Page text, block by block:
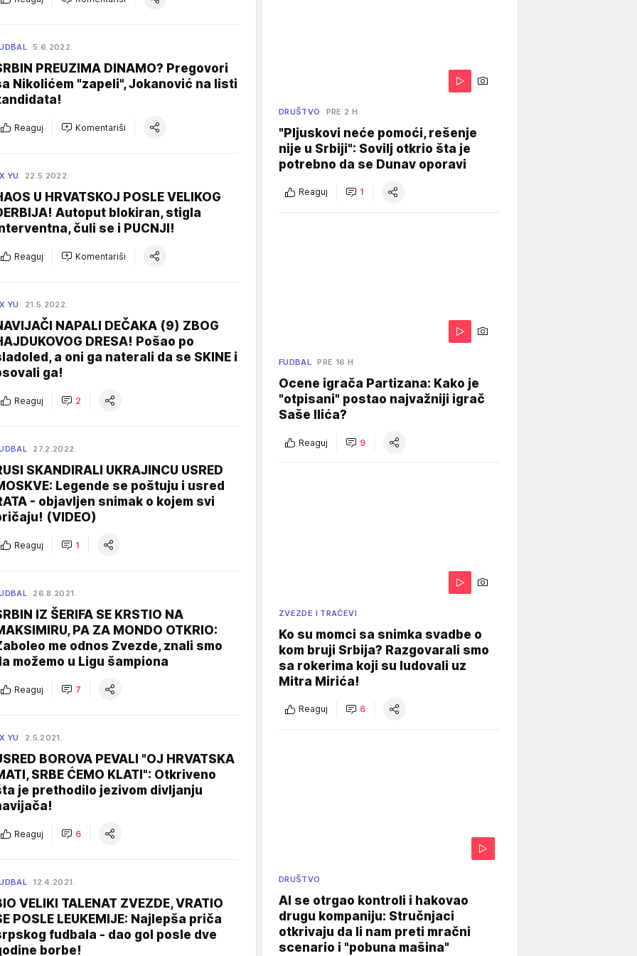
5.6.2022.
PREUZIMA DINAMO? Pregovori
Nikolićem "zapeli", Jokanović na listi
Reaguj Komentariši
YU 22.5.2022.
U HRVATSKOJ POSLE VELIKOG
Autoput blokiran, stigla
čuli se i PUCNJI!
Reaguj Komentariši
YU 21.5.2022.
NAPALI DEČAKA (9) ZBOG
DRESA! Pošao po
a oni ga naterali da se SKINE i
ga!
Reaguj 2
27.2.2022.
SKANDIRALI UKRAJINCU USRED
Legende se poštuju i usred
- objavljen snimak o kojem svi
(VIDEO)
Reaguj 1
26.8.2021.
IZ ŠERIFA SE KRSTIO NA
PA ZA MONDO OTKRIO:
me odnos Zvezde, znali smo
možemo u Ligu šampiona
Reaguj 7
YU 2.5.2021.
BOROVA PEVALI "OJ HRVATSKA
SRBE ĆEMO KLATI": Otkriveno
je prethodilo jezivom divljanju
Reaguj 6
12.4.2021.
VELIKI TALENAT ZVEZDE, VRATIO
POSLE LEUKEMIJE: Najlepša priča
fudbala - dao gol posle dve
borbe!
DRUŠTVO PRE 2 H
"Pljuskovi neće pomoći, rešenje
nije u Srbiji": Sovilj otkrio šta je
potrebno da se Dunav oporavi
Reaguj 1
FUDBAL PRE 16 H
Ocene igrača Partizana: Kako je
"otpisani" postao najvažniji igrač
Saše Ilića?
Reaguj 9
ZVEZDE I TRAČEVI
Ko su momci sa snimka svadbe o
kom bruji Srbija? Razgovarali smo
sa rokerima koji su ludovali uz
Mitra Mirića!
Reaguj 6
DRUŠTVO
AI se otrgao kontroli i hakovao
drugu kompaniju: Stručnjaci
otkrivaju da li nam preti mračni
scenario i "pobuna mašina"